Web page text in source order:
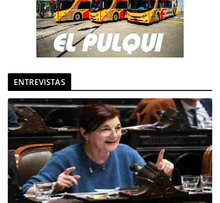
ENTREVISTAS